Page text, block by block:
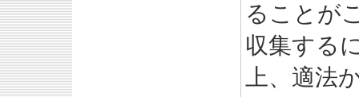
ることが
収集する
上、適法